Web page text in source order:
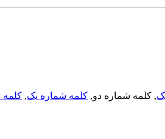
, کلمه شماره دو, کلمه شماره یک, کلمه